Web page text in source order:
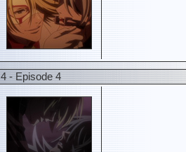
4 - Episode 4